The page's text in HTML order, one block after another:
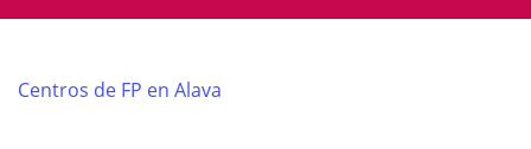
Centros de FP en Alava